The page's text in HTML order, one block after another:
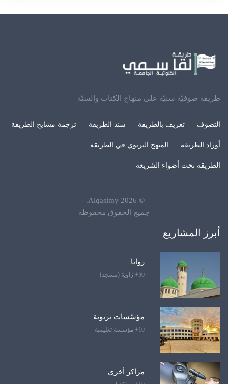
طريقة صوفيّة سنيّة على منهاج الكتاب والسنّة
التصوف تعريف بالطريقة سند الطريقة ترجمة مشايخ الطريقة
أوراد الطريقة المنهج التربوي في الطريقة
الطريقة تحت أضواء الشريعة
©
2026
Alqasimy
.
جميع الحقوق محفوظة
أبرز المشاريع
زوايا
50+ زاوية (مسجد)
مؤسّسات تربوية
10+ مؤسسة تعليمية
مراكز أخرى